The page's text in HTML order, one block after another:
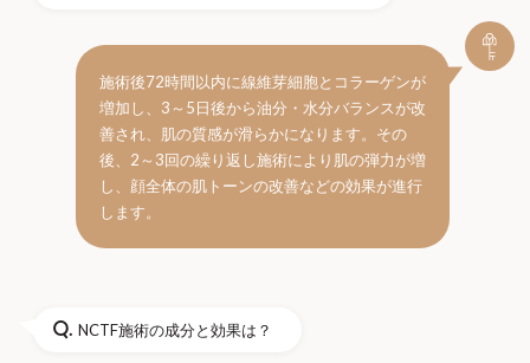
施術後72時間以内に線維芽細胞とコラーゲンが
増加し、3～5日後から油分・水分バランスが改
善され、肌の質感が滑らかになります。その
後、2～3回の繰り返し施術により肌の弾力が増
し、顔全体の肌トーンの改善などの効果が進行
します。
Q. NCTF施術の成分と効果は？